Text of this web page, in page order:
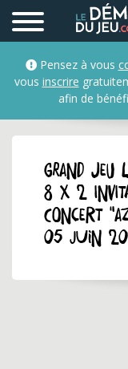
Pensez à vous
vous inscrire
afin de
GRAND
8 x 2
concert
05 juin